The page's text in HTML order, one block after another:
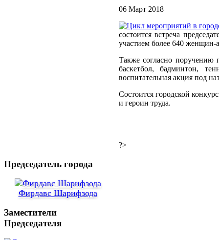
06 Март 2018
состоится встреча
участием более 640 женщин-
Также согласно поручению
баскетбол, бадминтон,
воспитательная акция под
Состоится городской
и героин труда.
?>
Председатель города
Фирдавс Шарифзода
Заместители
Председателя